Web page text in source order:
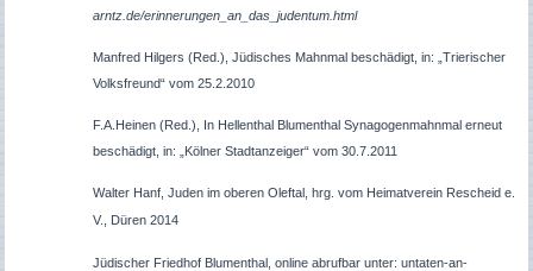
arntz.de/erinnerungen_an_das_judentum.html
Manfred Hilgers (Red.), Jüdisches Mahnmal beschädigt, in: „Trierischer
Volksfreund“ vom 25.2.2010
F.A.Heinen (Red.), In Hellenthal Blumenthal Synagogenmahnmal erneut
beschädigt, in: „Kölner Stadtanzeiger“ vom 30.7.2011
Walter Hanf, Juden im oberen Oleftal, hrg. vom Heimatverein Rescheid e.
V., Düren 2014
Jüdischer Friedhof Blumenthal, online abrufbar unter: untaten-an-